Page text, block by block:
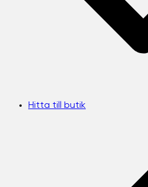
Hitta till butik